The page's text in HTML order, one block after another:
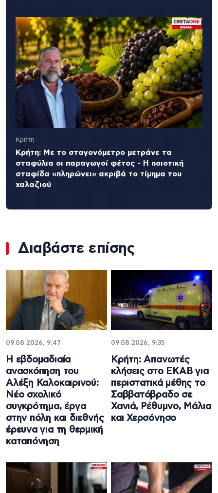
Κρήτη
Κρήτη: Με το σταγονόμετρο μετράνε τα
σταφύλια οι παραγωγοί φέτος - Η ποιοτική
σταφίδα «πληρώνει» ακριβά το τίμημα του
χαλαζιού
Διαβάστε επίσης
09.08.2026, 9:47
Η εβδομαδιαία
ανασκόπηση του
Αλέξη Καλοκαιρινού:
Νέο σχολικό
συγκρότημα, έργα
στην πόλη και διεθνής
έρευνα για τη θερμική
καταπόνηση
09.08.2026, 9:35
Κρήτη: Απανωτές
κλήσεις στο ΕΚΑΒ για
περιστατικά μέθης το
Σαββατόβραδο σε
Χανιά, Ρέθυμνο, Μάλια
και Χερσόνησο